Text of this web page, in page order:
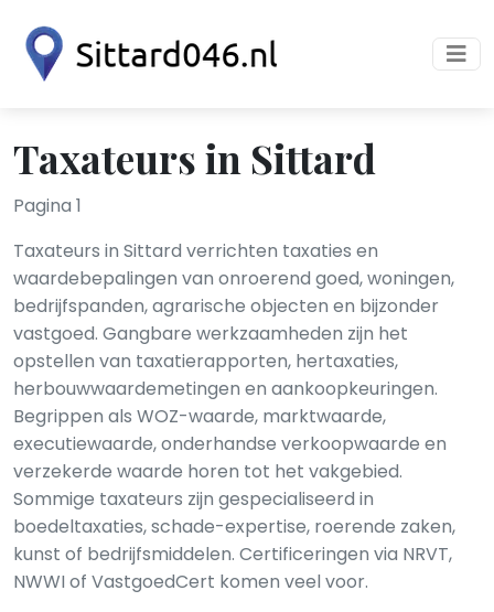
Taxateurs in Sittard
Pagina 1
Taxateurs in Sittard verrichten taxaties en
waardebepalingen van onroerend goed, woningen,
bedrijfspanden, agrarische objecten en bijzonder
vastgoed. Gangbare werkzaamheden zijn het
opstellen van taxatierapporten, hertaxaties,
herbouwwaardemetingen en aankoopkeuringen.
Begrippen als WOZ-waarde, marktwaarde,
executiewaarde, onderhandse verkoopwaarde en
verzekerde waarde horen tot het vakgebied.
Sommige taxateurs zijn gespecialiseerd in
boedeltaxaties, schade-expertise, roerende zaken,
kunst of bedrijfsmiddelen. Certificeringen via NRVT,
NWWI of VastgoedCert komen veel voor.